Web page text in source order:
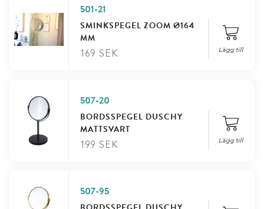
501-21
SMINKSPEGEL ZOOM Ø164
MM
169 SEK Lägg till
507-20
BORDSSPEGEL DUSCHY
MATTSVART
199 SEK Lägg till
507-95